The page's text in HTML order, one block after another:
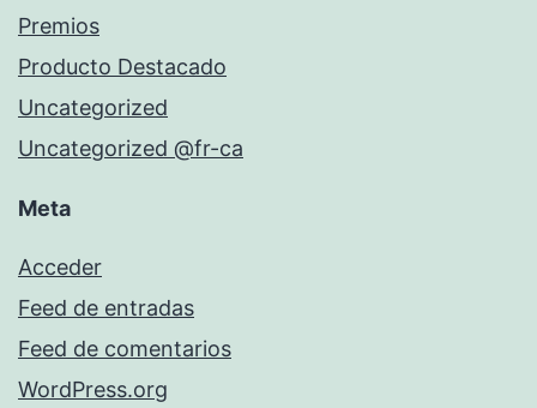
Premios
Producto Destacado
Uncategorized
Uncategorized @fr-ca
Meta
Acceder
Feed de entradas
Feed de comentarios
WordPress.org